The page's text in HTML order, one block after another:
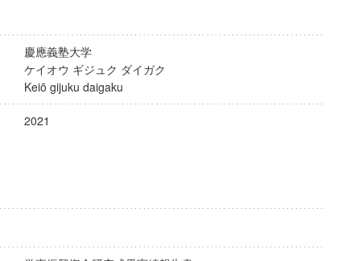
慶應義塾大学
ケイオウ ギジュク ダイガク
Keiō gijuku daigaku
2021